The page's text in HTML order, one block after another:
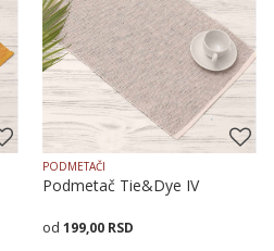
PODMETAČI
Podmetač Tie&Dye IV
199,00 RSD